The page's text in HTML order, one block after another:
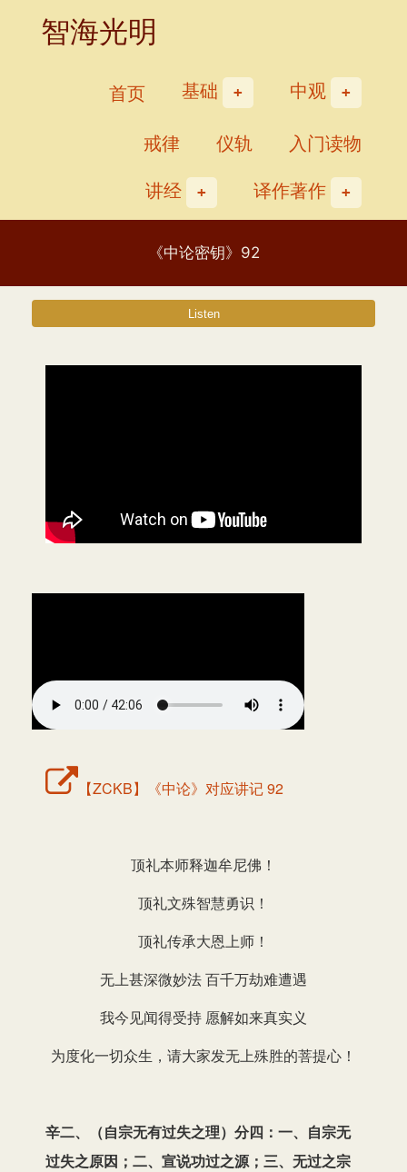
智海光明
首页 基础
中观
戒律
仪轨
入门读物
讲经
译作著作
《中论密钥》92
【ZCKB】《中论》对应讲记 92
顶礼本师释迦牟尼佛！
顶礼文殊智慧勇识！
顶礼传承大恩上师！
无上甚深微妙法 百千万劫难遭遇
我今见闻得受持 愿解如来真实义
为度化一切众生，请大家发无上殊胜的菩提心！
辛二、（自宗无有过失之理）分四：一、自宗无
过失之原因；二、宣说功过之源；三、无过之宗